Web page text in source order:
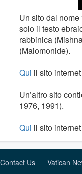
Un sito dal nome
solo il testo
rabbinica
(Maiomonide).
Qui il sito internet
Un’altro sito
1976, 1991).
Qui il sito internet
Contact Us Vatican